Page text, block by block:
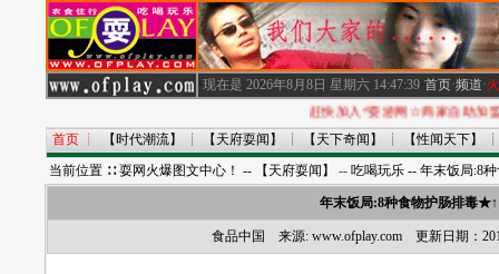
·现在是 2026年8月8日 星期六 14:47:39·首页·频道·
赶快加入^耍游网☆商家自助加
首页┊ 【时代潮流】 ┊ 【天府耍闻】 ┊ 【天下奇闻】 ┊ 【性闻天下】
当前位置 ∷耍网火爆图文中心！ -- 【天府耍闻】 -- 吃喝玩乐 -- 年末饭局:8
年末饭局:8种食物护肠排毒
食品中国 来源: www.ofplay.com 更新日期：